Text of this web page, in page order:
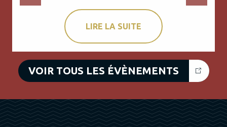
LIRE LA SUITE
VOIR TOUS LES ÉVÈNEMENTS